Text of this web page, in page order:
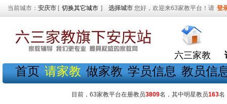
当前城市： 安庆市 [ 切换其它城市 ] 选择城市 您好，欢迎来63家教平台！请 登
六三家教
首页 请家教 做家教 学员信息 教员信
目前，63家教平台在册教员3809名，其中明星教员163名